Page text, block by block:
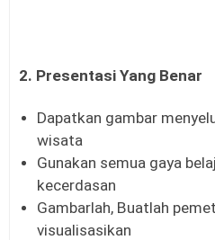
2. Presentasi Yang Benar
Dapatkan gambar
wisata
Gunakan semua gaya
kecerdasan
Gambarlah, Buatlah
visualisasikan